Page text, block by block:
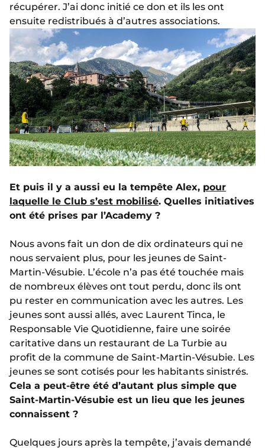
récupérer. J’ai donc initié ce don et ils les ont
ensuite redistribués à d’autres associations.
Et puis il y a aussi eu la tempête Alex, pour
laquelle le Club s’est mobilisé. Quelles initiatives
ont été prises par l’Academy ?
Nous avons fait un don de dix ordinateurs qui ne
nous servaient plus, pour les jeunes de Saint-
Martin-Vésubie. L’école n’a pas été touchée mais
de nombreux élèves ont tout perdu, donc ils ont
pu rester en communication avec les autres. Les
jeunes sont aussi allés, avec Laurent Tinca, le
Responsable Vie Quotidienne, faire une soirée
caritative dans un restaurant de La Turbie au
profit de la commune de Saint-Martin-Vésubie. Les
jeunes se sont cotisés pour les habitants sinistrés.
Cela a peut-être été d’autant plus simple que
Saint-Martin-Vésubie est un lieu que les jeunes
connaissent ?
Quelques jours après la tempête, j’avais demandé